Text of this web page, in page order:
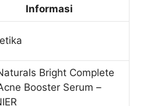
Informasi
Bright Complete
Booster Serum –